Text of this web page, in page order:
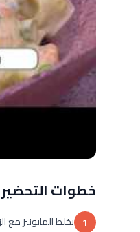
خطوات التحضير
1 يخلط المايونيز